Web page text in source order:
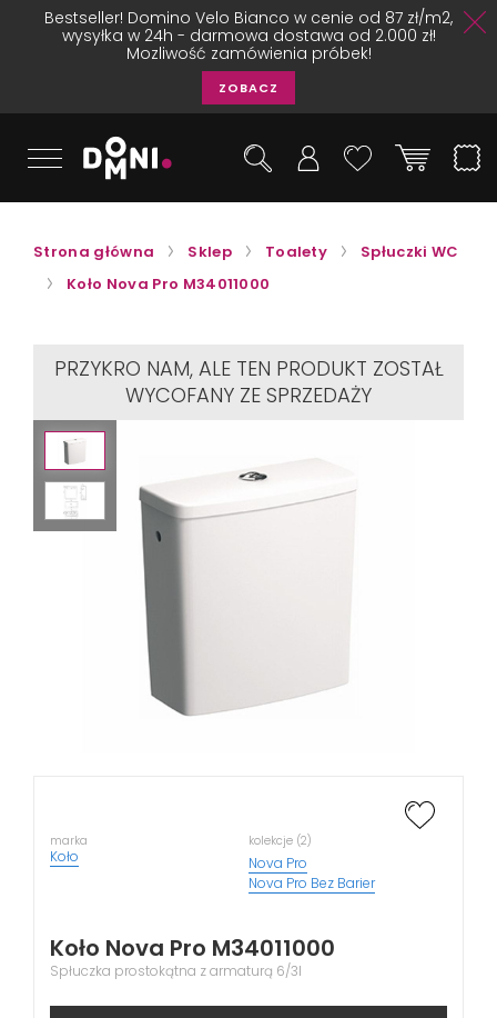
Bestseller! Domino Velo Bianco w cenie od 87 zł/m2,
wysyłka w 24h - darmowa dostawa od 2.000 zł!
Mozliwość zamówienia próbek!
ZOBACZ
Strona główna Sklep Toalety
Spłuczki WC
Koło Nova Pro M34011000
PRZYKRO NAM, ALE TEN PRODUKT ZOSTAŁ
WYCOFANY ZE SPRZEDAŻY
marka
Koło
kolekcje (2)
Nova Pro
Nova Pro Bez Barier
Koło Nova Pro M34011000
Spłuczka prostokątna z armaturą 6/3l